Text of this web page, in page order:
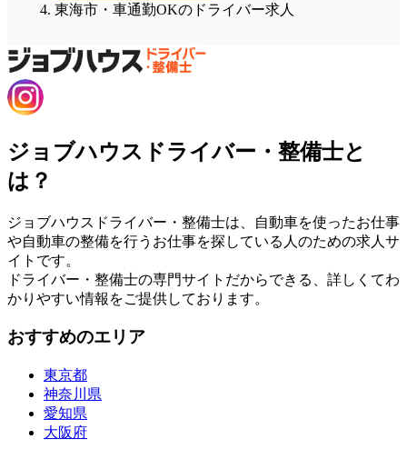
東海市・車通勤OKのドライバー求人
ジョブハウスドライバー・整備士と
は？
ジョブハウスドライバー・整備士は、自動車を使ったお仕事
や自動車の整備を行うお仕事を探している人のための求人サ
イトです。
ドライバー・整備士の専門サイトだからできる、詳しくてわ
かりやすい情報をご提供しております。
おすすめのエリア
東京都
神奈川県
愛知県
大阪府